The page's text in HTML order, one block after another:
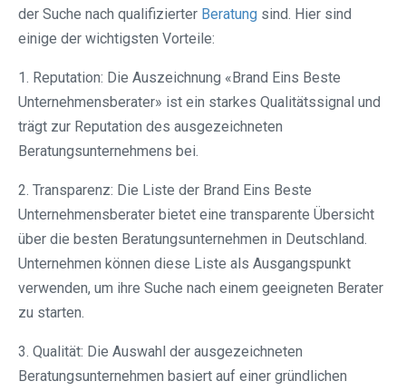
der Suche nach qualifizierter Beratung sind. Hier sind
einige der wichtigsten Vorteile:
1. Reputation: Die Auszeichnung «Brand Eins Beste
Unternehmensberater» ist ein starkes Qualitätssignal und
trägt zur Reputation des ausgezeichneten
Beratungsunternehmens bei.
2. Transparenz: Die Liste der Brand Eins Beste
Unternehmensberater bietet eine transparente Übersicht
über die besten Beratungsunternehmen in Deutschland.
Unternehmen können diese Liste als Ausgangspunkt
verwenden, um ihre Suche nach einem geeigneten Berater
zu starten.
3. Qualität: Die Auswahl der ausgezeichneten
Beratungsunternehmen basiert auf einer gründlichen